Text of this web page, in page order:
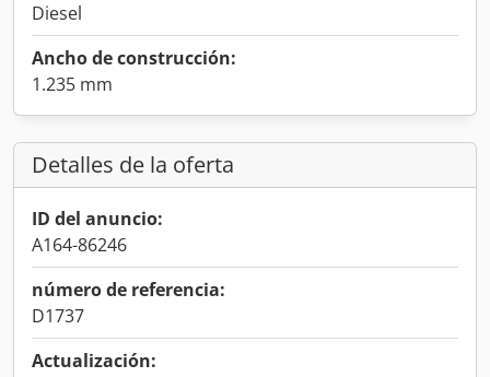
Diesel
Ancho de construcción:
1.235 mm
Detalles de la oferta
ID del anuncio:
A164-86246
número de referencia:
D1737
Actualización: